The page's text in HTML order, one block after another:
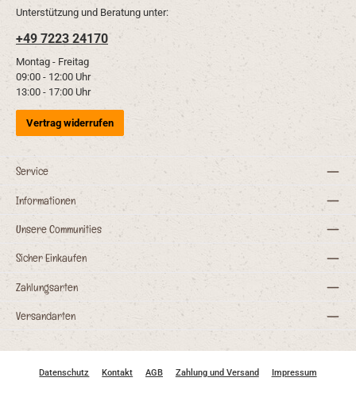
Sicher Einkaufen
Service
Informationen
Unterstützung und Beratung unter:
+49 7223 24170
Montag - Freitag
09:00 - 12:00 Uhr
13:00 - 17:00 Uhr
Vertrag widerrufen
Unsere Communities
Zahlungsarten
Versandarten
Datenschutz Kontakt AGB Zahlung und Versand Impressum